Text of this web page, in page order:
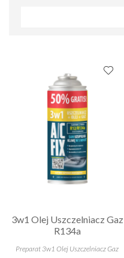
3w1 Olej Uszczelniacz Gaz
R134a
Preparat 3w1 Olej Uszczelniacz Gaz